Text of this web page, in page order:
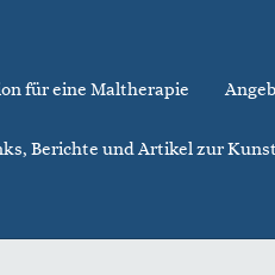
für eine Maltherapie
Berichte und Artikel zur